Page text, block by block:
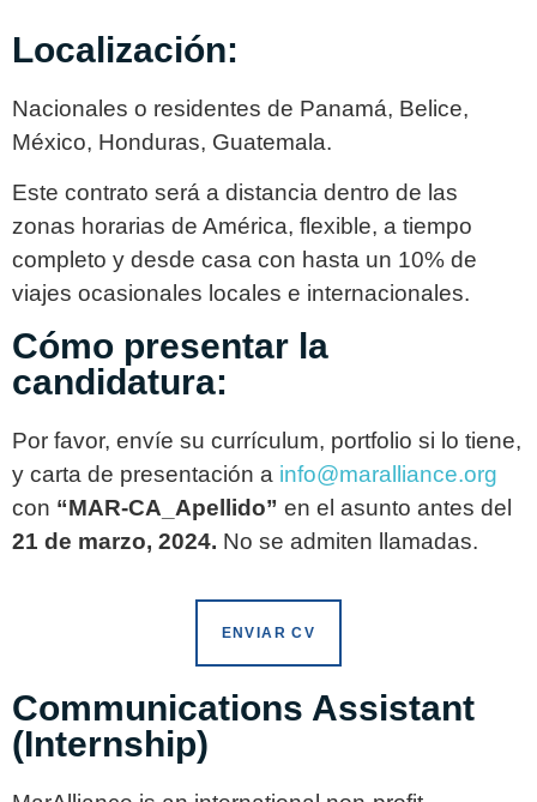
Localización:
Nacionales o residentes de Panamá, Belice,
México, Honduras, Guatemala.
Este contrato será a distancia dentro de las
zonas horarias de América, flexible, a tiempo
completo y desde casa con hasta un 10% de
viajes ocasionales locales e internacionales.
Cómo presentar la
candidatura:
Por favor, envíe su currículum, portfolio si lo tiene,
y carta de presentación a info@maralliance.org
con “MAR-CA_Apellido” en el asunto antes del
21 de marzo, 2024. No se admiten llamadas.
ENVIAR CV
Communications Assistant
(Internship)